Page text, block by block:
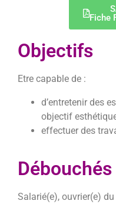
Fiche
Objectifs
Etre capable de :
d’entretenir des
objectif
effectuer des
Débouchés
Salarié(e), ouvrier(e)